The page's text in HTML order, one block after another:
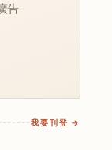
告
我要刊登 →